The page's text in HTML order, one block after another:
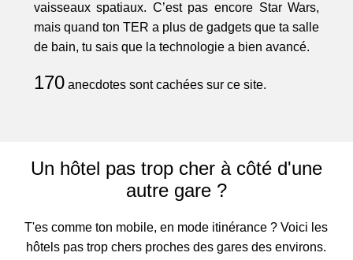
vaisseaux spatiaux. C’est pas encore Star Wars,
mais quand ton TER a plus de gadgets que ta salle
de bain, tu sais que la technologie a bien avancé.
170anecdotes sont cachées sur ce site.
Un hôtel pas trop cher à côté d'une
autre gare ?
T'es comme ton mobile, en mode itinérance ? Voici les
hôtels pas trop chers proches des gares des environs.